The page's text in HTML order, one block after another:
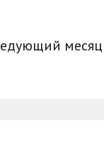
месяц